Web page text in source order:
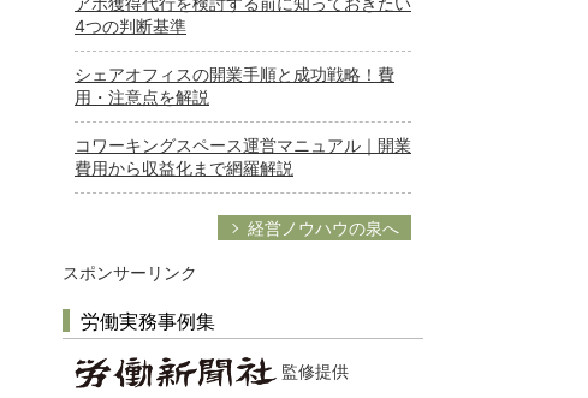
4つの判断基準
シェアオフィスの開業手順と成功戦略！費
用・注意点を解説
コワーキングスペース運営マニュアル｜開業
費用から収益化まで網羅解説
経営ノウハウの泉へ
スポンサーリンク
労働実務事例集
監修提供